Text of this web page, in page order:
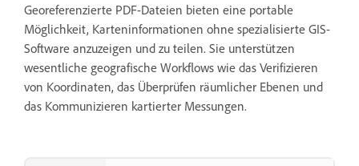
Georeferenzierte PDF-Dateien bieten eine portable
Möglichkeit, Karteninformationen ohne spezialisierte GIS-
Software anzuzeigen und zu teilen. Sie unterstützen
wesentliche geografische Workflows wie das Verifizieren
von Koordinaten, das Überprüfen räumlicher Ebenen und
das Kommunizieren kartierter Messungen.